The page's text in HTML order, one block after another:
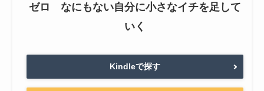
ゼロ なにもない自分に小さなイチを足して
いく
Kindleで探す